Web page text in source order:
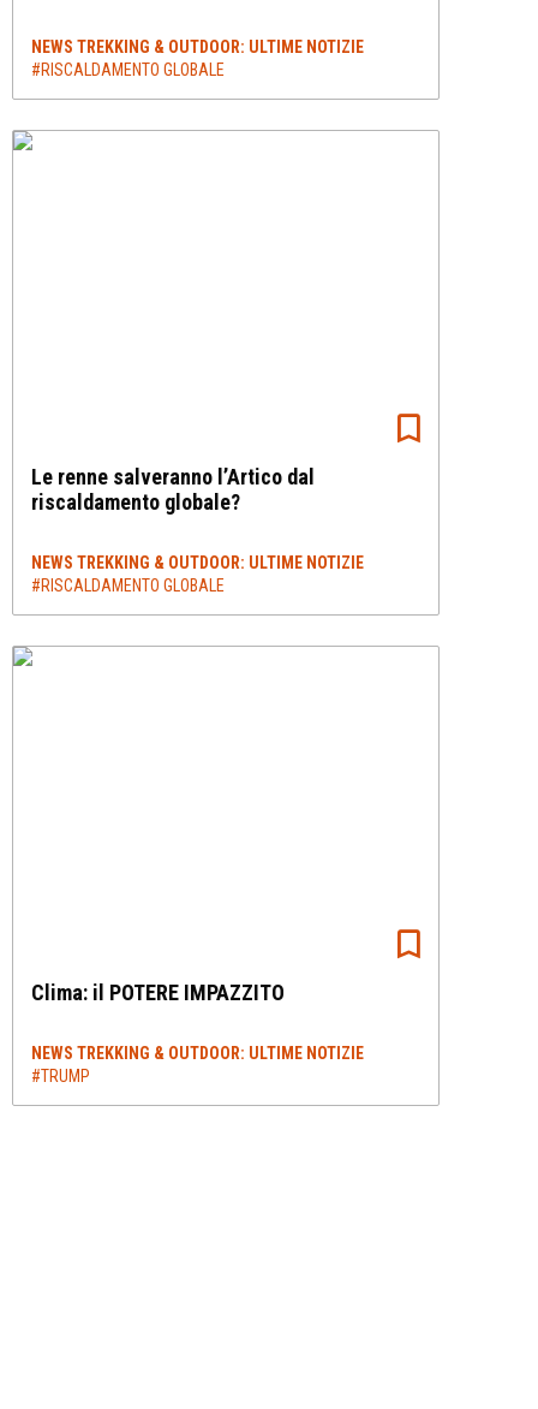
NEWS TREKKING & OUTDOOR: ULTIME NOTIZIE
#RISCALDAMENTO GLOBALE
Le renne salveranno l’Artico dal
riscaldamento globale?
NEWS TREKKING & OUTDOOR: ULTIME NOTIZIE
#RISCALDAMENTO GLOBALE
Clima: il POTERE IMPAZZITO
NEWS TREKKING & OUTDOOR: ULTIME NOTIZIE
#TRUMP